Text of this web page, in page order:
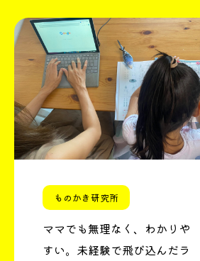
ものかき研究所
ママでも無理なく、わかりや
すい。未経験で飛び込んだラ